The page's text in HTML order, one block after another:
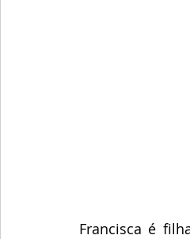
Francisca é